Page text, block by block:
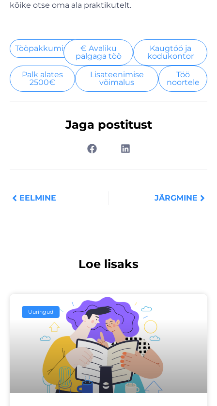
kõike otse oma ala praktikutelt.
Tööpakkumised
€ Avaliku
palgaga töö
Kaugtöö ja
kodukontor
Palk alates
2500€
Lisateenimise
võimalus
Töö
noortele
Jaga postitust
EELMINE JÄRGMINE
Loe lisaks
Uuringud